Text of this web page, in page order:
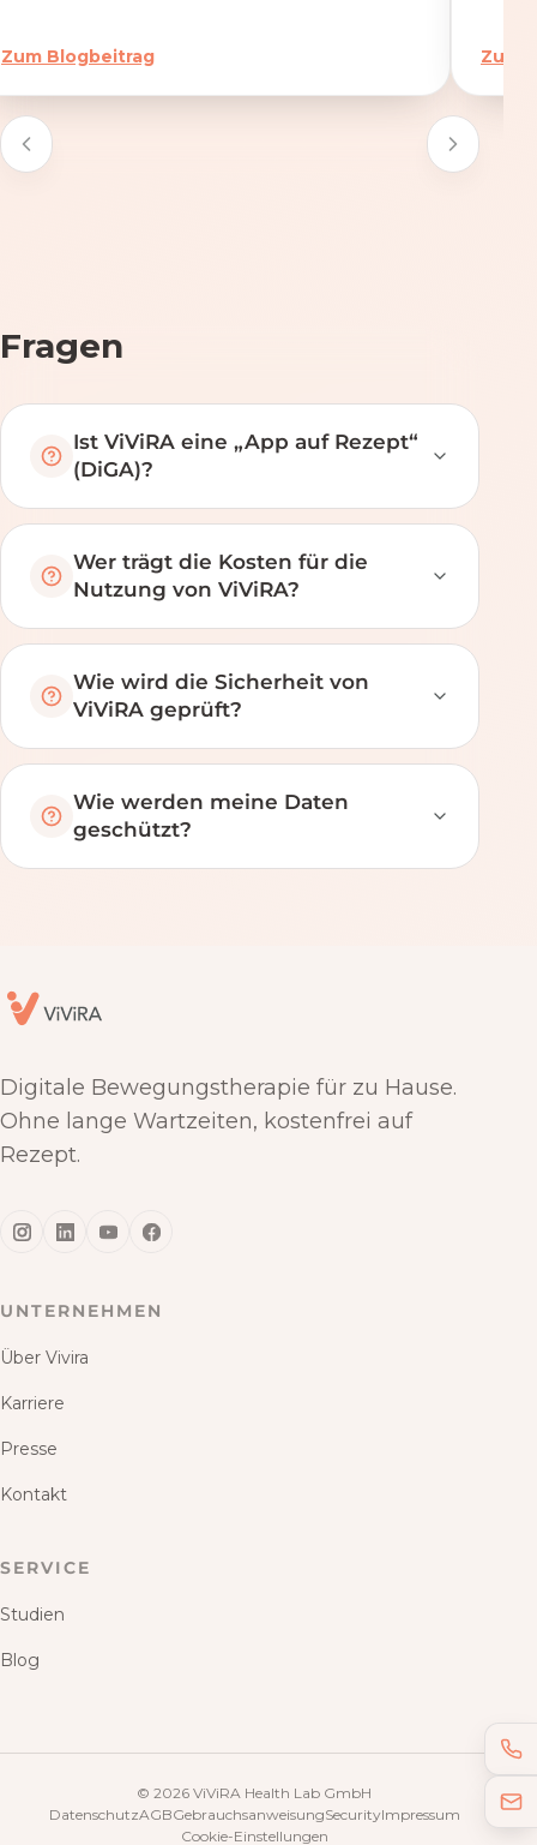
Zum Blogbeitrag Zum
Fragen
Ist ViViRA eine „App auf Rezept“
(DiGA)?
Wer trägt die Kosten für die
Nutzung von ViViRA?
Wie wird die Sicherheit von
ViViRA geprüft?
Wie werden meine Daten
geschützt?
Digitale Bewegungstherapie für zu Hause.
Ohne lange Wartzeiten, kostenfrei auf
Rezept.
UNTERNEHMEN
Über Vivira
Karriere
Presse
Kontakt
SERVICE
Studien
Blog
© 2026 ViViRA Health Lab GmbH
DatenschutzAGBGebrauchsanweisungSecurityImpressum
Cookie-Einstellungen